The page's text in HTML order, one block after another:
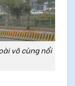
vô cùng nổi